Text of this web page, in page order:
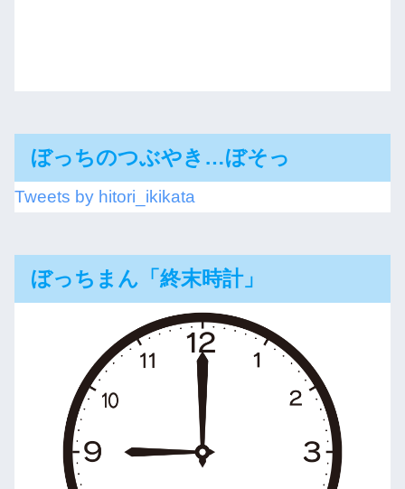
ぼっちのつぶやき…ぼそっ
Tweets by hitori_ikikata
ぼっちまん「終末時計」